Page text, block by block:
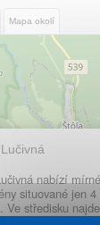
Mapa okolí
nabízí
situované jen
Ve středisku